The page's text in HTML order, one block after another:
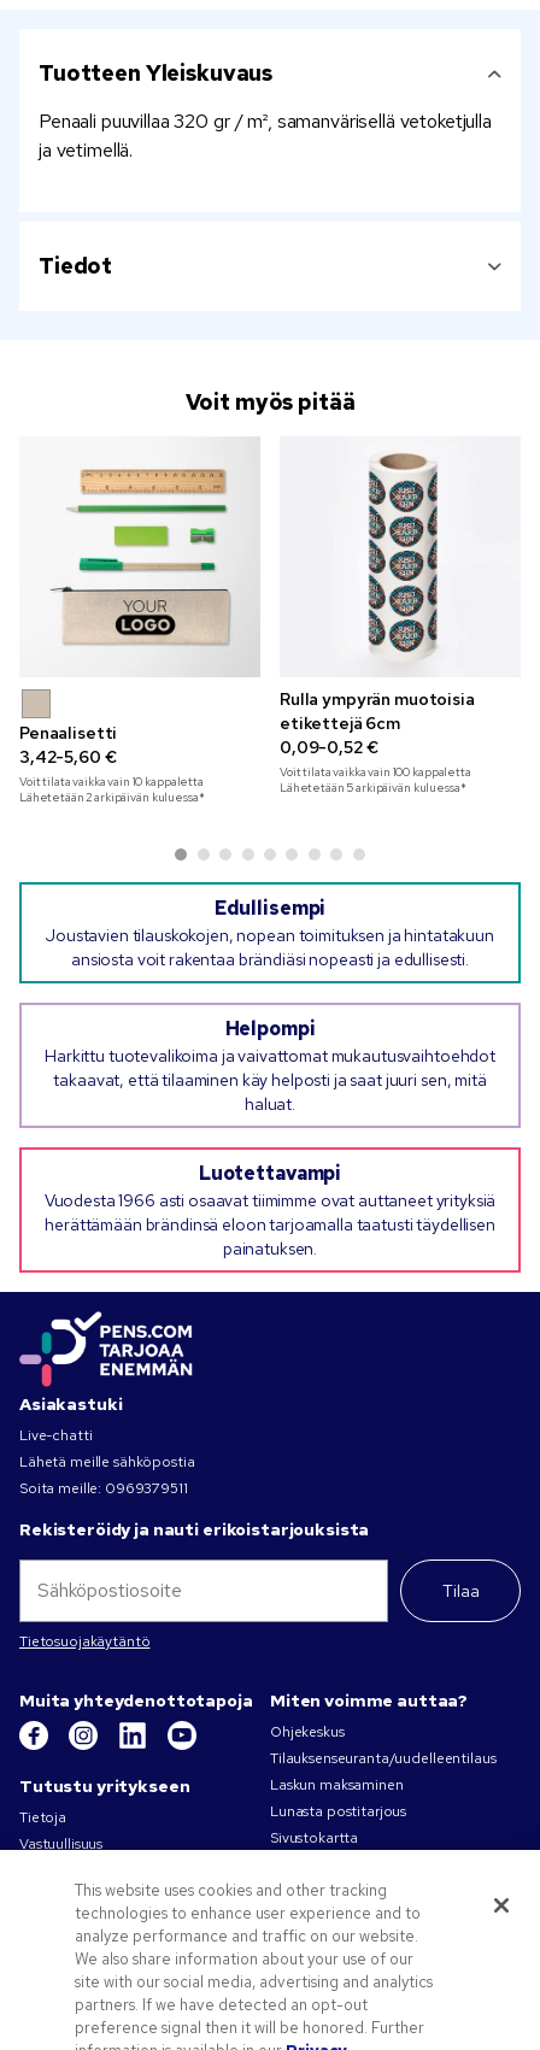
Tuotteen Yleiskuvaus
Penaali puuvillaa 320 gr / m², samanvärisellä vetoketjulla
ja vetimellä.
Tiedot
Voit myös pitää
Penaalisetti
3,42-5,60 €
Voit tilata vaikka vain 10 kappaletta
Lähetetään 2 arkipäivän kuluessa*
Rulla ympyrän muotoisia
etikettejä 6cm
0,09-0,52 €
Voit tilata vaikka vain 100 kappaletta
Lähetetään 5 arkipäivän kuluessa*
Edullisempi
Joustavien tilauskokojen, nopean toimituksen ja hintatakuun
ansiosta voit rakentaa brändiäsi nopeasti ja edullisesti.
Helpompi
Harkittu tuotevalikoima ja vaivattomat mukautusvaihtoehdot
takaavat, että tilaaminen käy helposti ja saat juuri sen, mitä
haluat.
Luotettavampi
Vuodesta 1966 asti osaavat tiimimme ovat auttaneet yrityksiä
herättämään brändinsä eloon tarjoamalla taatusti täydellisen
painatuksen.
Asiakastuki
Live-chatti
Lähetä meille sähköpostia
Soita meille: 0969379511
Rekisteröidy ja nauti erikoistarjouksista
Tilaa
Tietosuojakäytäntö
Muita yhteydenottotapoja
Tutustu yritykseen
Tietoja
Vastuullisuus
Käyttöehdot
Myyntiehdot
Työpaikat – Pens.com
Tarjouksia ja tietoa
Liikelahjat
Miten voimme auttaa?
Ohjekeskus
Tilauksenseuranta/uudelleentilaus
Laskun maksaminen
Lunasta postitarjous
Sivustokartta
This website uses cookies and other tracking
technologies to enhance user experience and to
analyze performance and traffic on our website.
We also share information about your use of our
site with our social media, advertising and analytics
partners. If we have detected an opt-out
preference signal then it will be honored. Further